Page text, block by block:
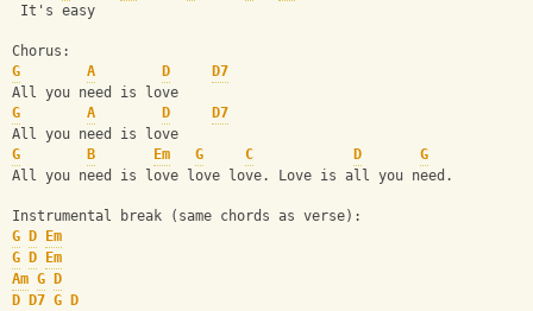
It's easy
Chorus:
G
A D
D7
All you need is love
G
A D
D7
All you need is love
G
B Em G C D
G
All you need is love love love. Love is all you need.
Instrumental break (same chords as verse):
G
D
Em
G
D
Em
Am G
D
D
D7 G D